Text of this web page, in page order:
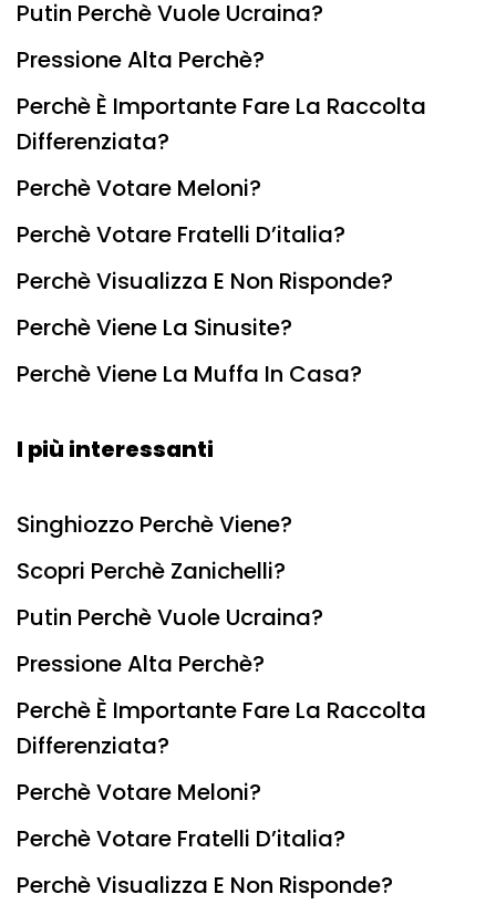
Putin Perchè Vuole Ucraina?
Pressione Alta Perchè?
Perchè È Importante Fare La Raccolta
Differenziata?
Perchè Votare Meloni?
Perchè Votare Fratelli D’italia?
Perchè Visualizza E Non Risponde?
Perchè Viene La Sinusite?
Perchè Viene La Muffa In Casa?
I più interessanti
Singhiozzo Perchè Viene?
Scopri Perchè Zanichelli?
Putin Perchè Vuole Ucraina?
Pressione Alta Perchè?
Perchè È Importante Fare La Raccolta
Differenziata?
Perchè Votare Meloni?
Perchè Votare Fratelli D’italia?
Perchè Visualizza E Non Risponde?